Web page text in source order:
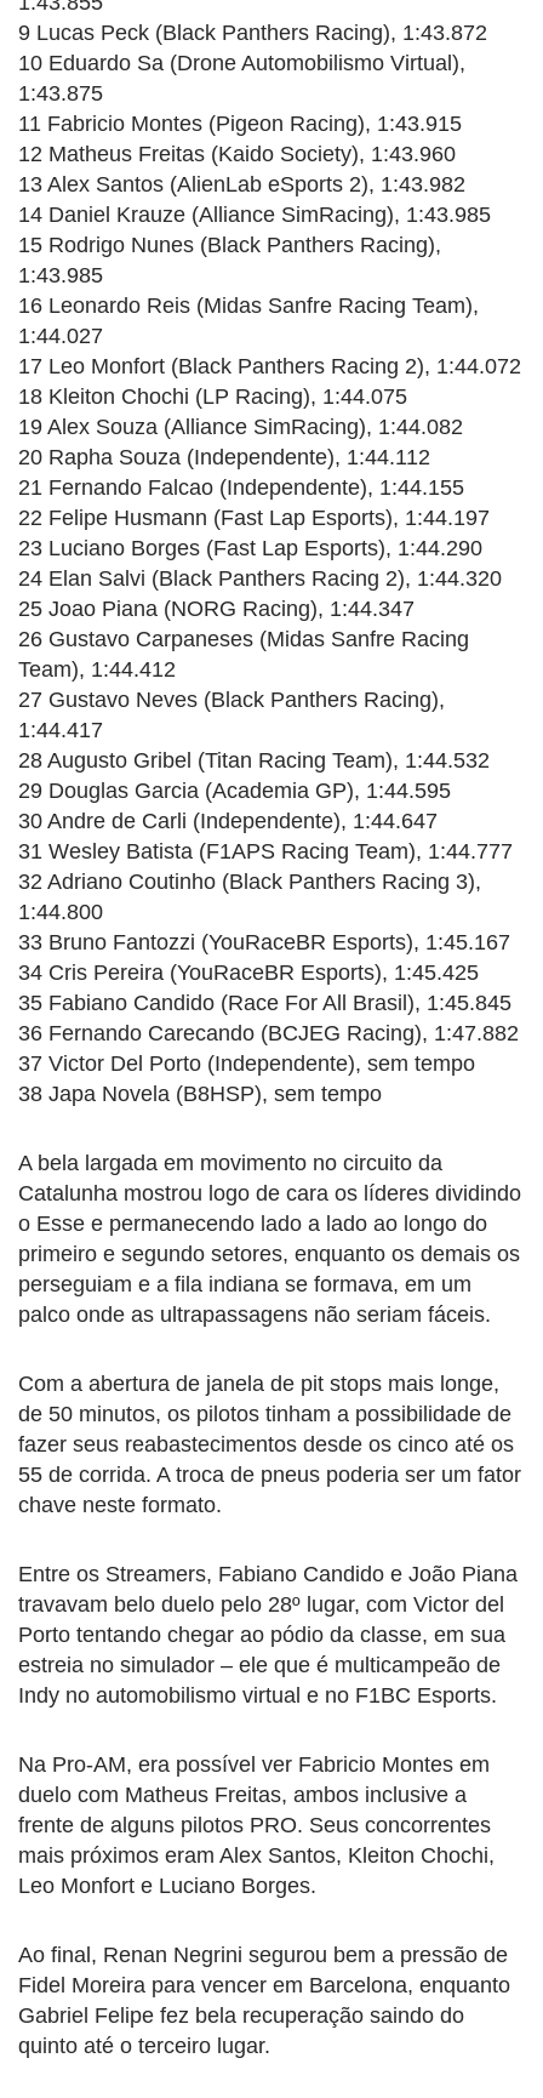
9 Lucas Peck (Black Panthers Racing), 1:43.872
10 Eduardo Sa (Drone Automobilismo Virtual),
1:43.875
11 Fabricio Montes (Pigeon Racing), 1:43.915
12 Matheus Freitas (Kaido Society), 1:43.960
13 Alex Santos (AlienLab eSports 2), 1:43.982
14 Daniel Krauze (Alliance SimRacing), 1:43.985
15 Rodrigo Nunes (Black Panthers Racing),
1:43.985
16 Leonardo Reis (Midas Sanfre Racing Team),
1:44.027
17 Leo Monfort (Black Panthers Racing 2), 1:44.072
18 Kleiton Chochi (LP Racing), 1:44.075
19 Alex Souza (Alliance SimRacing), 1:44.082
20 Rapha Souza (Independente), 1:44.112
21 Fernando Falcao (Independente), 1:44.155
22 Felipe Husmann (Fast Lap Esports), 1:44.197
23 Luciano Borges (Fast Lap Esports), 1:44.290
24 Elan Salvi (Black Panthers Racing 2), 1:44.320
25 Joao Piana (NORG Racing), 1:44.347
26 Gustavo Carpaneses (Midas Sanfre Racing
Team), 1:44.412
27 Gustavo Neves (Black Panthers Racing),
1:44.417
28 Augusto Gribel (Titan Racing Team), 1:44.532
29 Douglas Garcia (Academia GP), 1:44.595
30 Andre de Carli (Independente), 1:44.647
31 Wesley Batista (F1APS Racing Team), 1:44.777
32 Adriano Coutinho (Black Panthers Racing 3),
1:44.800
33 Bruno Fantozzi (YouRaceBR Esports), 1:45.167
34 Cris Pereira (YouRaceBR Esports), 1:45.425
35 Fabiano Candido (Race For All Brasil), 1:45.845
36 Fernando Carecando (BCJEG Racing), 1:47.882
37 Victor Del Porto (Independente), sem tempo
38 Japa Novela (B8HSP), sem tempo
A bela largada em movimento no circuito da
Catalunha mostrou logo de cara os líderes dividindo
o Esse e permanecendo lado a lado ao longo do
primeiro e segundo setores, enquanto os demais os
perseguiam e a fila indiana se formava, em um
palco onde as ultrapassagens não seriam fáceis.
Com a abertura de janela de pit stops mais longe,
de 50 minutos, os pilotos tinham a possibilidade de
fazer seus reabastecimentos desde os cinco até os
55 de corrida. A troca de pneus poderia ser um fator
chave neste formato.
Entre os Streamers, Fabiano Candido e João Piana
travavam belo duelo pelo 28º lugar, com Victor del
Porto tentando chegar ao pódio da classe, em sua
estreia no simulador – ele que é multicampeão de
Indy no automobilismo virtual e no F1BC Esports.
Na Pro-AM, era possível ver Fabricio Montes em
duelo com Matheus Freitas, ambos inclusive a
frente de alguns pilotos PRO. Seus concorrentes
mais próximos eram Alex Santos, Kleiton Chochi,
Leo Monfort e Luciano Borges.
Ao final, Renan Negrini segurou bem a pressão de
Fidel Moreira para vencer em Barcelona, enquanto
Gabriel Felipe fez bela recuperação saindo do
quinto até o terceiro lugar.